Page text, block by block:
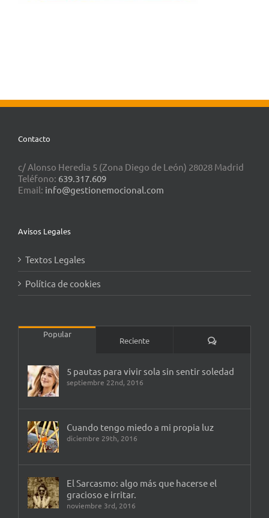
Contacto
c/ Alonso Heredia 5 (Zona Diego de León) 28028 Madrid
Teléfono: 639.317.609
Email: info@gestionemocional.com
Avisos Legales
Textos Legales
Política de cookies
Popular
Reciente Comentarios
5 pautas para vivir sola sin sentir soledad
septiembre 22nd, 2016
Cuando tengo miedo a mi propia luz
diciembre 29th, 2016
El Sarcasmo: algo más que hacerse el
gracioso e irritar.
noviembre 3rd, 2016